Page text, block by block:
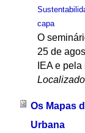
capa
O
25 de
IEA e
Os Mapas
Urbana